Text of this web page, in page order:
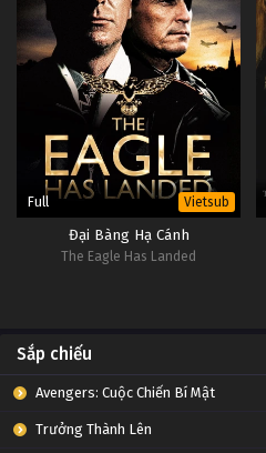
Full Vietsub
Đại Bàng Hạ Cánh
The Eagle Has Landed
Sắp chiếu
Avengers: Cuộc Chiến Bí Mật
Trưởng Thành Lên